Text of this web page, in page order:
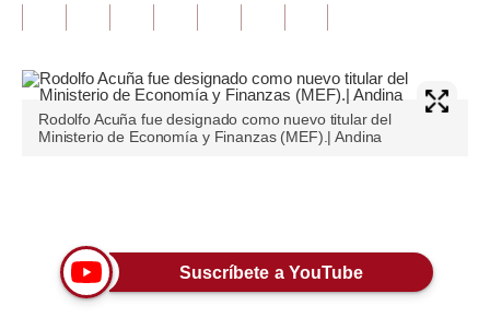
Opinión
Pregunta de hoy
Blogs
Viajes
Rodolfo Acuña fue designado como nuevo titular del
Ministerio de Economía y Finanzas (MEF).| Andina
Suscríbete a YouTube